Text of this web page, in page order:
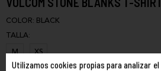
Utilizamos cookies propias para analizar
COLOR: BLACK
TALLA:
M XS